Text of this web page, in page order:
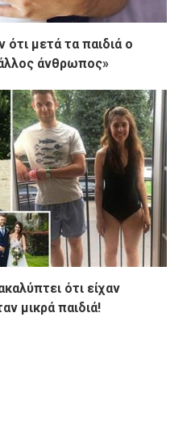
μετά τα παιδιά ο
άνθρωπος»
ότι είχαν
μικρά παιδιά!